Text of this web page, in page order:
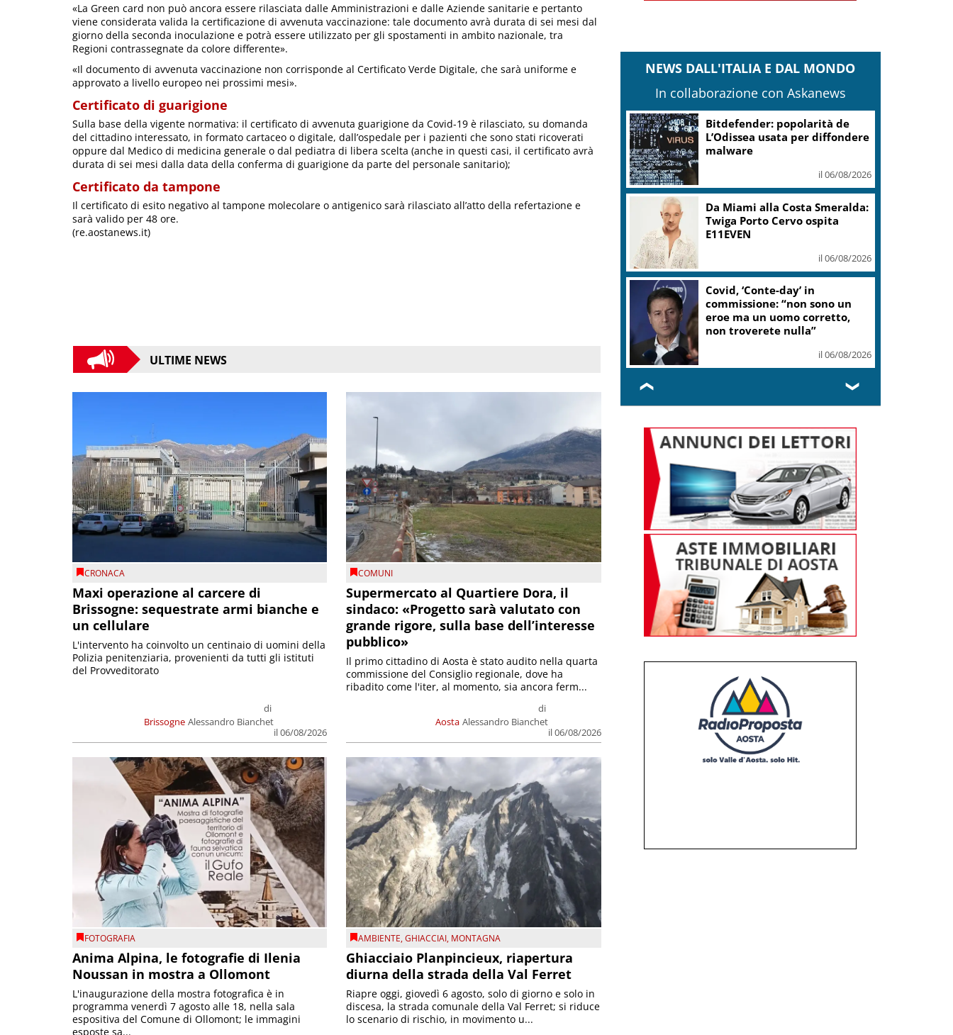
«La Green card non può ancora essere rilasciata dalle Amministrazioni e dalle Aziende sanitarie e pertanto
viene considerata valida la certificazione di avvenuta vaccinazione: tale documento avrà durata di sei mesi dal
giorno della seconda inoculazione e potrà essere utilizzato per gli spostamenti in ambito nazionale, tra
Regioni contrassegnate da colore differente».
«Il documento di avvenuta vaccinazione non corrisponde al Certificato Verde Digitale, che sarà uniforme e
approvato a livello europeo nei prossimi mesi».
Certificato di guarigione
Sulla base della vigente normativa: il certificato di avvenuta guarigione da Covid-19 è rilasciato, su domanda
del cittadino interessato, in formato cartaceo o digitale, dall’ospedale per i pazienti che sono stati ricoverati
oppure dal Medico di medicina generale o dal pediatra di libera scelta (anche in questi casi, il certificato avrà
durata di sei mesi dalla data della conferma di guarigione da parte del personale sanitario);
Certificato da tampone
Il certificato di esito negativo al tampone molecolare o antigenico sarà rilasciato all’atto della refertazione e
sarà valido per 48 ore.
(re.aostanews.it)
ULTIME NEWS
CRONACA
Maxi operazione al carcere di
Brissogne: sequestrate armi bianche e
un cellulare
Brissogne
di
Alessandro Bianchet
il 06/08/2026
L'intervento ha coinvolto un centinaio di uomini della
Polizia penitenziaria, provenienti da tutti gli istituti
del Provveditorato
COMUNI
Supermercato al Quartiere Dora, il
sindaco: «Progetto sarà valutato con
grande rigore, sulla base dell’interesse
pubblico»
Aosta
di
Alessandro Bianchet
il 06/08/2026
Il primo cittadino di Aosta è stato audito nella quarta
commissione del Consiglio regionale, dove ha
ribadito come l'iter, al momento, sia ancora ferm...
FOTOGRAFIA
Anima Alpina, le fotografie di Ilenia
Noussan in mostra a Ollomont
L'inaugurazione della mostra fotografica è in
programma venerdì 7 agosto alle 18, nella sala
espositiva del Comune di Ollomont; le immagini
esposte sa...
AMBIENTE,GHIACCIAI, MONTAGNA
Ghiacciaio Planpincieux, riapertura
diurna della strada della Val Ferret
Riapre oggi, giovedì 6 agosto, solo di giorno e solo in
discesa, la strada comunale della Val Ferret; si riduce
lo scenario di rischio, in movimento u...
NEWS DALL'ITALIA E DAL MONDO
In collaborazione con Askanews
Bitdefender: popolarità de
L’Odissea usata per diffondere
malware
il 06/08/2026
Da Miami alla Costa Smeralda:
Twiga Porto Cervo ospita
E11EVEN
il 06/08/2026
Covid, ‘Conte-day’ in
commissione: “non sono un
eroe ma un uomo corretto,
non troverete nulla”
il 06/08/2026
❮ ❯